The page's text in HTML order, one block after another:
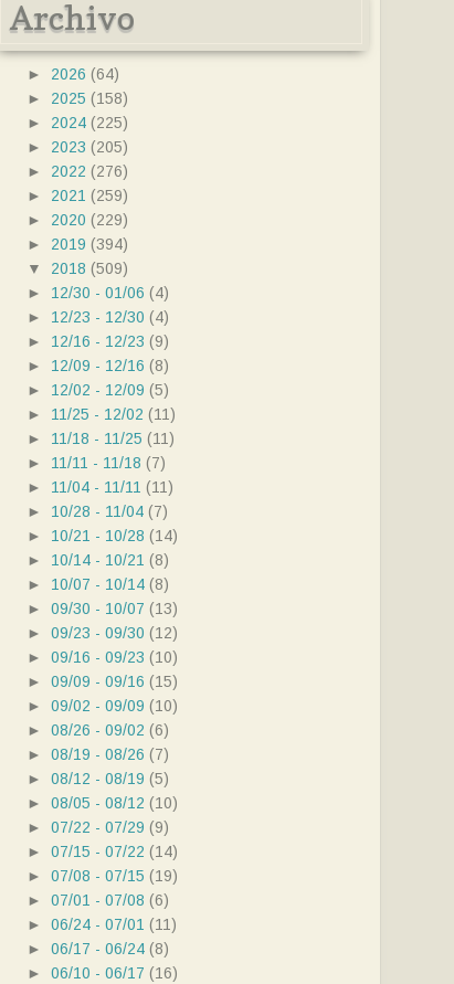
Archivo
► 2026 (64)
► 2025 (158)
► 2024 (225)
► 2023 (205)
► 2022 (276)
► 2021 (259)
► 2020 (229)
► 2019 (394)
▼
2018 (509)
► 12/30 - 01/06 (4)
► 12/23 - 12/30 (4)
► 12/16 - 12/23 (9)
► 12/09 - 12/16 (8)
► 12/02 - 12/09 (5)
► 11/25 - 12/02 (11)
► 11/18 - 11/25 (11)
► 11/11 - 11/18 (7)
► 11/04 - 11/11 (11)
► 10/28 - 11/04 (7)
► 10/21 - 10/28 (14)
► 10/14 - 10/21 (8)
► 10/07 - 10/14 (8)
► 09/30 - 10/07 (13)
► 09/23 - 09/30 (12)
► 09/16 - 09/23 (10)
► 09/09 - 09/16 (15)
► 09/02 - 09/09 (10)
► 08/26 - 09/02 (6)
► 08/19 - 08/26 (7)
► 08/12 - 08/19 (5)
► 08/05 - 08/12 (10)
► 07/22 - 07/29 (9)
► 07/15 - 07/22 (14)
► 07/08 - 07/15 (19)
► 07/01 - 07/08 (6)
► 06/24 - 07/01 (11)
► 06/17 - 06/24 (8)
► 06/10 - 06/17 (16)